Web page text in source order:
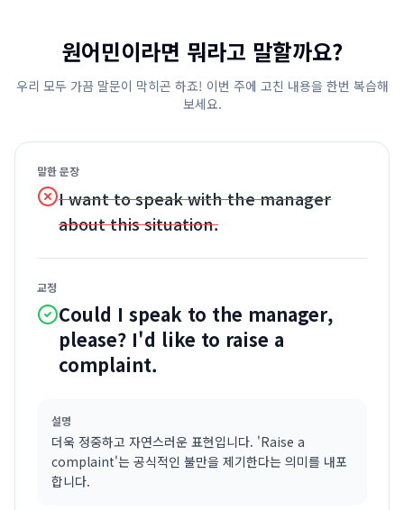
원어민이라면 뭐라고 말할까요?
우리 모두 가끔 말문이 막히곤 하죠! 이번 주에 고친 내용을 한번 복습해
보세요.
말한 문장
I want to speak with the manager
about this situation.
교정
Could I speak to the manager,
please? I'd like to raise a
complaint.
설명
더욱 정중하고 자연스러운 표현입니다. 'Raise a
complaint'는 공식적인 불만을 제기한다는 의미를 내포
합니다.